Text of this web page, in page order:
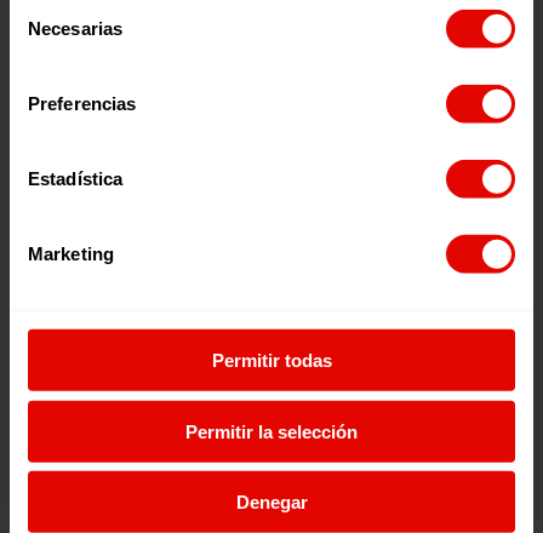
Necesarias
Preferencias
Estadística
Marketing
Permitir todas
Permitir la selección
Denegar
Empoderamiento económico:
Cada vez más mujeres
masculinizados. Organizaciones internacionales han
impulsado programas de emprendimiento y microfinanzas
El Trabajo de Entreculturas para
mujeres
Nuestra misión es promover el cambio de patrones
culturales y la defensa de la igualdad de género como
para la construcción de paz y desarrollo.
A través de nuestros programas, prestamos una atención
especial a mujeres y niñas, que se enfrentan a una mayor